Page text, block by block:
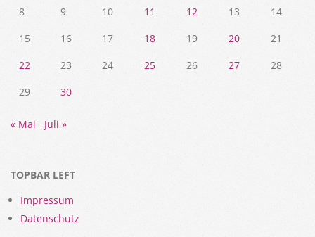
8
9 10 11 12 13
14
15
16 17 18 19 20
21
22
23 24 25 26 27
28
29
30
« Mai Juli »
TOPBAR LEFT
Impressum
Datenschutz